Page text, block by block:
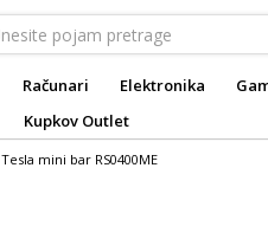
Računari Elektronika
Kupkov Outlet
Tesla mini bar RS0400ME